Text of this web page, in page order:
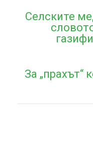
ц
Селските
За „прахът“